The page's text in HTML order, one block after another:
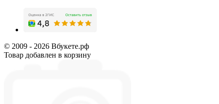
© 2009 - 2026 Вбукете.рф
Товар добавлен в корзину